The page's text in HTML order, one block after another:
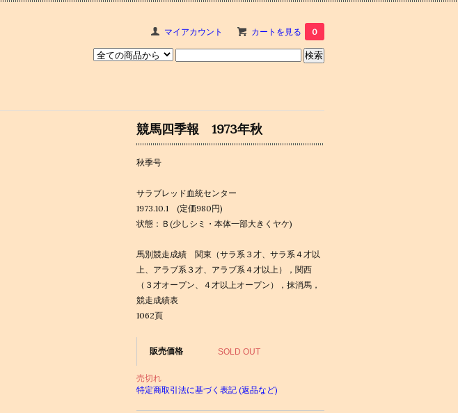
マイアカウント カートを見る 0
競馬四季報 1973年秋
秋季号
サラブレッド血統センター
1973.10.1 (定価980円)
状態：Ｂ(少しシミ・本体一部大きくヤケ)
馬別競走成績 関東（サラ系３才、サラ系４才以
上、アラブ系３才、アラブ系４才以上），関西
（３才オープン、４才以上オープン），抹消馬，
競走成績表
1062頁
販売価格 SOLD OUT
売切れ
特定商取引法に基づく表記 (返品など)